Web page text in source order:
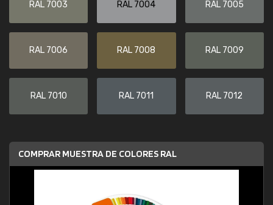
RAL 7003 RAL 7004 RAL 7005
RAL 7006 RAL 7008 RAL 7009
RAL 7010 RAL 7011 RAL 7012
COMPRAR MUESTRA DE COLORES RAL